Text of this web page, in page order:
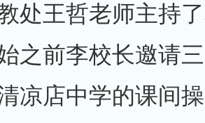
王哲老师主持了
之前李校长邀请
凉店中学的课间